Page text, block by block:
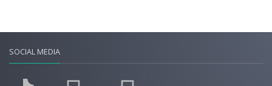
SOCIAL MEDIA